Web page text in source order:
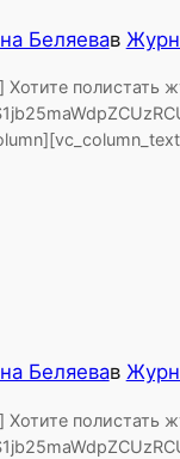
Беляевав
полистать
Беляевав
полистать